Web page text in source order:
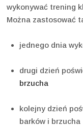
wykonywać trening
Można zastosować
jednego dnia
drugi dzień
brzucha
kolejny dzień
barków i brzucha